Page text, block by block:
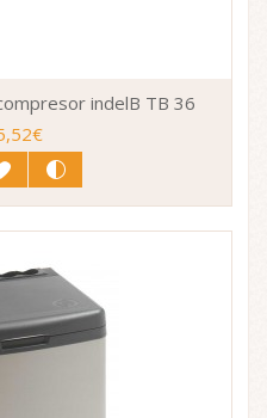
indelB TB 36